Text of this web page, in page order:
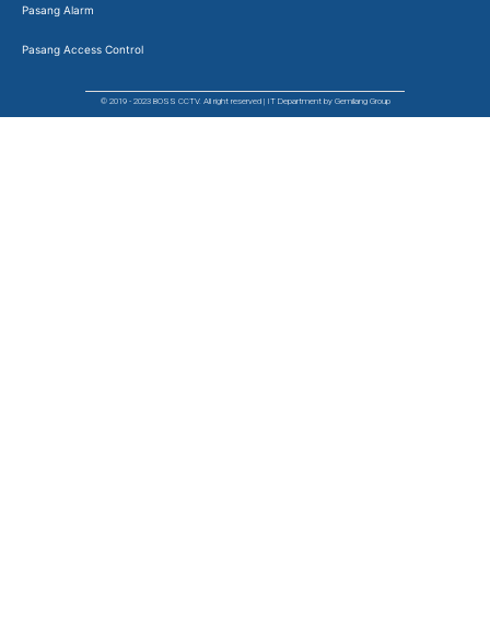
Pasang Alarm
Pasang Access Control
© 2019 - 2023 BOSS CCTV. All right reserved | IT Department by Gemilang Group